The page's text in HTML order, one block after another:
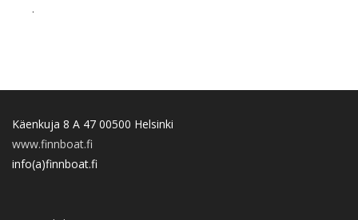
.
Käenkuja 8 A 47 00500 Helsinki
www.finnboat.fi
info(a)finnboat.fi